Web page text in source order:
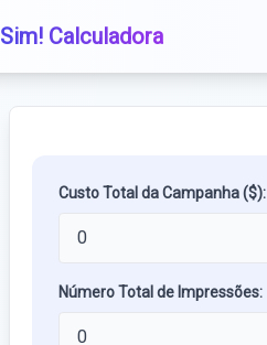
Sim! Calculadora
Custo Total da Campanha ($):
Número Total de Impressões: